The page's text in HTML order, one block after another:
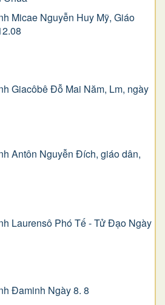
Micae Nguyễn Huy Mỹ, Giáo
Giacôbê Ðỗ Mai Năm, Lm, ngày
Antôn Nguyễn Ðích, giáo dân,
Laurensô Phó Tế - Tử Đạo Ngày
Đaminh Ngày 8. 8